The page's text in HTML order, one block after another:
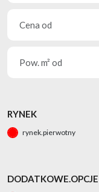
RYNEK
rynek.pierwotny
DODATKOWE.OPCJE